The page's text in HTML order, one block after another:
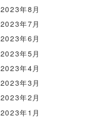
2023年8月
2023年7月
2023年6月
2023年5月
2023年4月
2023年3月
2023年2月
2023年1月